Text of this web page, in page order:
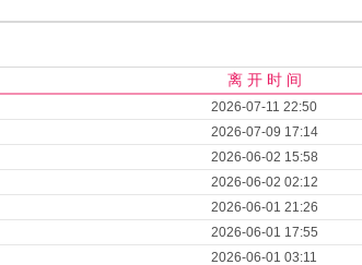
离 开 时 间
2026-07-11 22:50
2026-07-09 17:14
2026-06-02 15:58
2026-06-02 02:12
2026-06-01 21:26
2026-06-01 17:55
2026-06-01 03:11